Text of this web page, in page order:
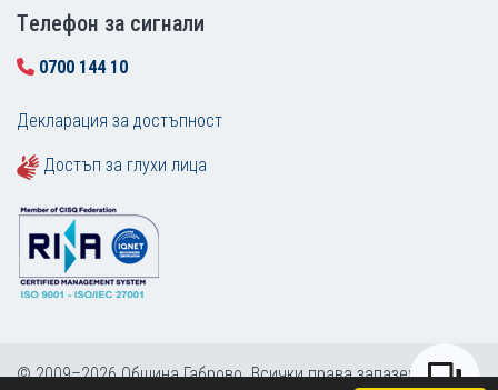
Tелефон за сигнали
0700 144 10
Декларация за достъпност
Достъп за глухи лица
© 2009–2026 Община Габрово. Всички права запазени.